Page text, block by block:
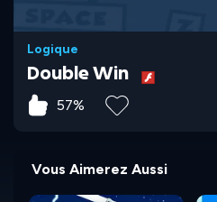
Logique
Double Win
57%
Vous Aimerez Aussi